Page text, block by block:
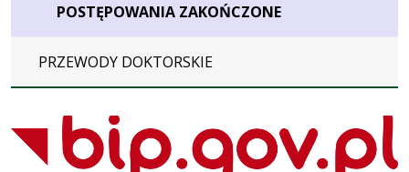
POSTĘPOWANIA ZAKOŃCZONE
PRZEWODY DOKTORSKIE